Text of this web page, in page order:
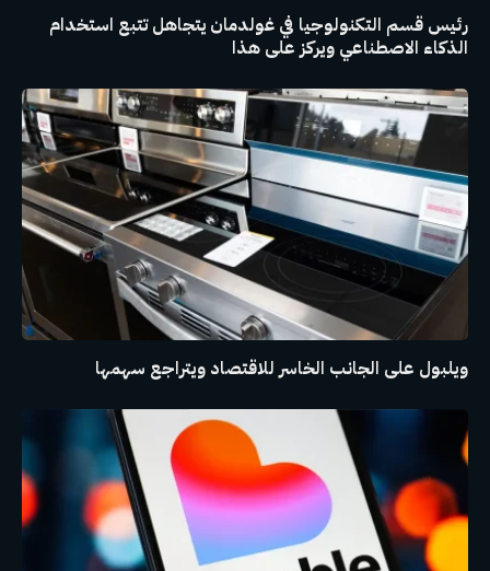
رئيس قسم التكنولوجيا في غولدمان يتجاهل تتبع استخدام
الذكاء الاصطناعي ويركز على هذا
ويلبول على الجانب الخاسر للاقتصاد ويتراجع سهمها